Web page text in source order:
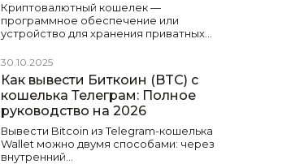
Криптовалютный кошелек —
программное обеспечение или
устройство для хранения приватных…
30.10.2025
Как вывести Биткоин (BTC) с
кошелька Телеграм: Полное
руководство на 2026
Вывести Bitcoin из Telegram-кошелька
Wallet можно двумя способами: через
внутренний…